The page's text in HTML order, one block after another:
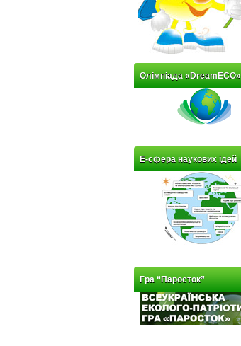
Олімпіада «DreamECO»
Е-сфера наукових ідей
Гра “Паросток”